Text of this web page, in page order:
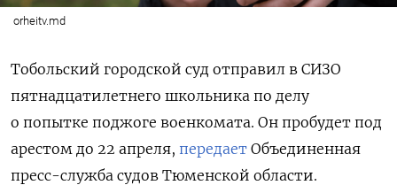
orheitv.md
Тобольский городской суд отправил в СИЗО
пятнадцатилетнего школьника по делу
о попытке поджоге военкомата. Он пробудет под
арестом до 22 апреля, передает Объединенная
пресс-служба судов Тюменской области.